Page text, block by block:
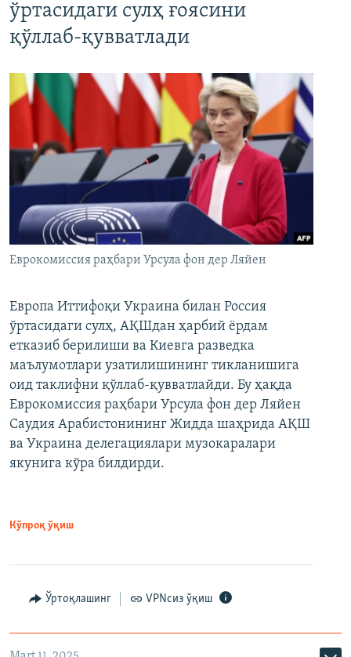
ўртасидаги сулҳ ғоясини
қўллаб-қувватлади
Еврокомиссия раҳбари Урсула фон дер Ляйен
Европа Иттифоқи Украина билан Россия
ўртасидаги сулҳ, АҚШдан ҳарбий ёрдам
етказиб берилиши ва Киевга разведка
маълумотлари узатилишининг тикланишига
оид таклифни қўллаб-қувватлайди. Бу ҳақда
Еврокомиссия раҳбари Урсула фон дер Ляйен
Саудия Арабистонининг Жидда шаҳрида АҚШ
ва Украина делегациялари музокаралари
якунига кўра билдирди.
Кўпроқ ўқиш
Ўртоқлашинг VPNсиз ўқиш